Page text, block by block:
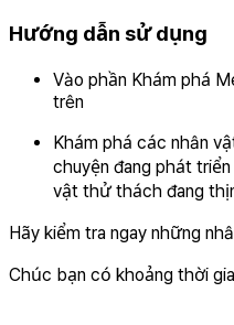
Hướng dẫn sử dụng
Vào phần Khám phá
trên
Khám phá các nhân
chuyện đang phát
vật thử thách đang
Hãy kiểm tra ngay những
Chúc bạn có khoảng thời